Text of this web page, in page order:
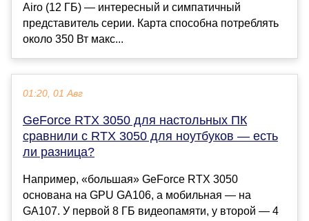
Airo (12 ГБ) — интересный и симпатичный
представитель серии. Карта способна потреблять
около 350 Вт макс...
01:20, 01 Авг
GeForce RTX 3050 для настольных ПК
сравнили с RTX 3050 для ноутбуков — есть
ли разница?
Например, «большая» GeForce RTX 3050
основана на GPU GA106, а мобильная — на
GA107. У первой 8 ГБ видеопамяти, у второй — 4